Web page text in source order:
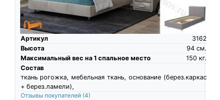
Артикул
3162
Высота
см.
94
Максимальный вес на 1 спальное место
кг.
150
Состав
ткань рогожка, мебельная ткань, основание (берез.каркас
+ берез.ламели),
Отзывы покупателей (4)